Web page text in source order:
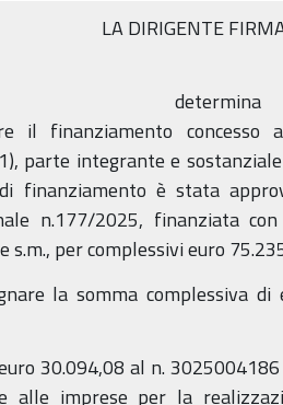
LA DIRIGENTE
determina
il finanziamento
parte integrante e
finanziamento è stata
n.177/2025, finanziata
s.m., per complessivi euro
la somma complessiva
30.094,08 al n.
alle imprese per la